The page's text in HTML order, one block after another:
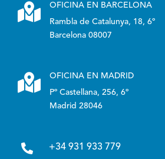

OFICINA EN BARCELONA
Rambla de Catalunya, 18, 6º
Barcelona 08007

OFICINA EN MADRID
Pº Castellana, 256, 6º
Madrid 28046
 +34 931 933 779